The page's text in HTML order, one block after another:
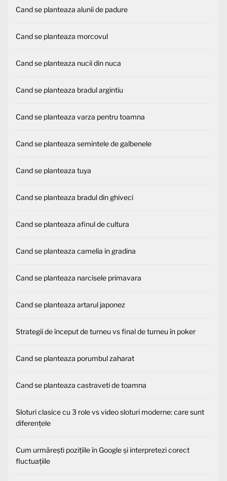
Cand se planteaza alunii de padure
Cand se planteaza morcovul
Cand se planteaza nucii din nuca
Cand se planteaza bradul argintiu
Cand se planteaza varza pentru toamna
Cand se planteaza semintele de galbenele
Cand se planteaza tuya
Cand se planteaza bradul din ghiveci
Cand se planteaza afinul de cultura
Cand se planteaza camelia in gradina
Cand se planteaza narcisele primavara
Cand se planteaza artarul japonez
Strategii de început de turneu vs final de turneu în poker
Cand se planteaza porumbul zaharat
Cand se planteaza castraveti de toamna
Sloturi clasice cu 3 role vs video sloturi moderne: care sunt
diferențele
Cum urmărești pozițiile în Google și interpretezi corect
fluctuațiile